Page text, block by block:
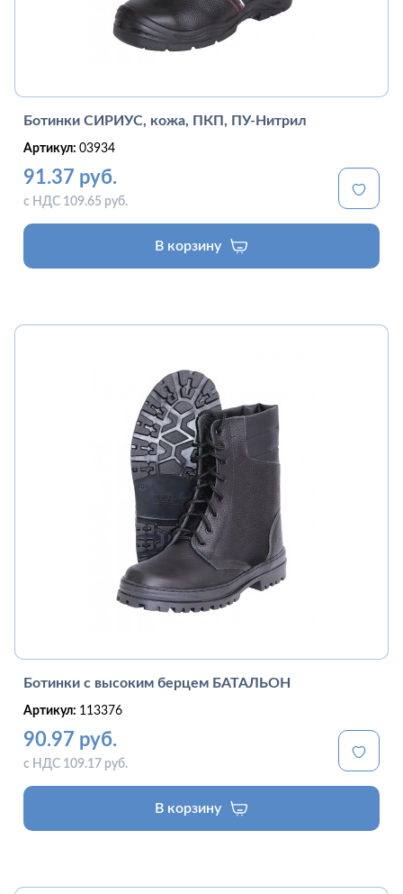
Ботинки СИРИУС, кожа, ПКП, ПУ-Нитрил
Артикул: 03934
91.37 руб.
с НДС 109.65 руб.
В корзину
Ботинки с высоким берцем БАТАЛЬОН
Артикул: 113376
90.97 руб.
с НДС 109.17 руб.
В корзину